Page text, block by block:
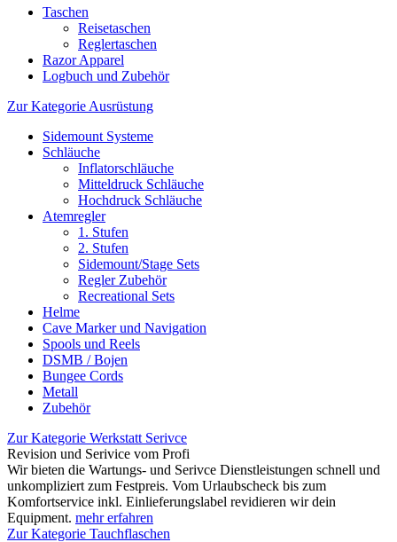
Taschen
Reisetaschen
Reglertaschen
Razor Apparel
Logbuch und Zubehör
Zur Kategorie Ausrüstung
Sidemount Systeme
Schläuche
Inflatorschläuche
Mitteldruck Schläuche
Hochdruck Schläuche
Atemregler
1. Stufen
2. Stufen
Sidemount/Stage Sets
Regler Zubehör
Recreational Sets
Helme
Cave Marker und Navigation
Spools und Reels
DSMB / Bojen
Bungee Cords
Metall
Zubehör
Zur Kategorie Werkstatt Serivce
Revision und Serivice vom Profi
Wir bieten die Wartungs- und Serivce Dienstleistungen schnell und
unkompliziert zum Festpreis. Vom Urlaubscheck bis zum
Komfortservice inkl. Einlieferungslabel revidieren wir dein
Equipment. mehr erfahren
Zur Kategorie Tauchflaschen